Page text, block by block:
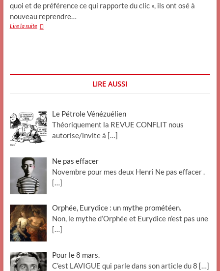
quoi et de préférence ce qui rapporte du clic », ils ont osé à
nouveau reprendre…
Lire la suiteRéponse
LIRE AUSSI
Le Pétrole Vénézuélien
Théoriquement la REVUE CONFLIT nous
autorise/invite à […]
Ne pas effacer
Novembre pour mes deux Henri Ne pas effacer .
[…]
Orphée, Eurydice : un mythe prométéen.
Non, le mythe d’Orphée et Eurydice n’est pas une
[…]
Pour le 8 mars.
C’est LAVIGUE qui parle dans son article du 8 […]